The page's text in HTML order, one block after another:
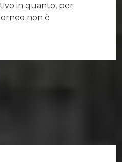
in quanto, per
non è